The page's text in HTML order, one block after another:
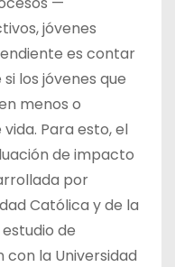
jóvenes
es contar
los jóvenes que
menos o
Para esto, el
de impacto
por
Católica y de la
de
la Universidad